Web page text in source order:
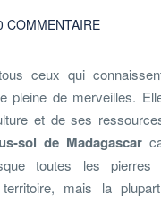
COMMENTAIRE
ceux qui
pleine de merveilles.
et de ses
sol de Madagascar
toutes les pierres
mais la